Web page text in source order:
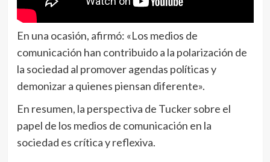
En una ocasión, afirmó: «Los medios de
comunicación han contribuido a la polarización de
la sociedad al promover agendas políticas y
demonizar a quienes piensan diferente».
En resumen, la perspectiva de Tucker sobre el
papel de los medios de comunicación en la
sociedad es crítica y reflexiva.